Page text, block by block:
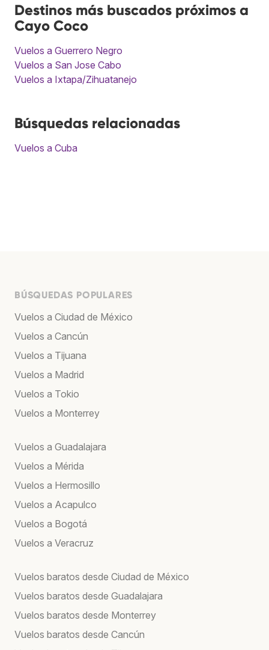
Destinos más buscados próximos a
Cayo Coco
Vuelos a Guerrero Negro
Vuelos a San Jose Cabo
Vuelos a Ixtapa/Zihuatanejo
Búsquedas relacionadas
Vuelos a Cuba
BÚSQUEDAS POPULARES
Vuelos a Ciudad de México
Vuelos a Cancún
Vuelos a Tijuana
Vuelos a Madrid
Vuelos a Tokio
Vuelos a Monterrey
Vuelos a Guadalajara
Vuelos a Mérida
Vuelos a Hermosillo
Vuelos a Acapulco
Vuelos a Bogotá
Vuelos a Veracruz
Vuelos baratos desde Ciudad de México
Vuelos baratos desde Guadalajara
Vuelos baratos desde Monterrey
Vuelos baratos desde Cancún